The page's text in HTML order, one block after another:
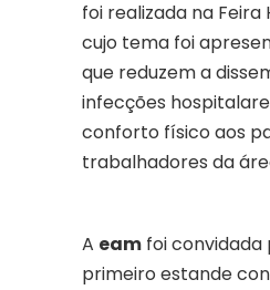
foi realizada na Feira
cujo tema foi
que reduzem a
infecções
conforto físico aos
trabalhadores da
A eam foi
primeiro estande